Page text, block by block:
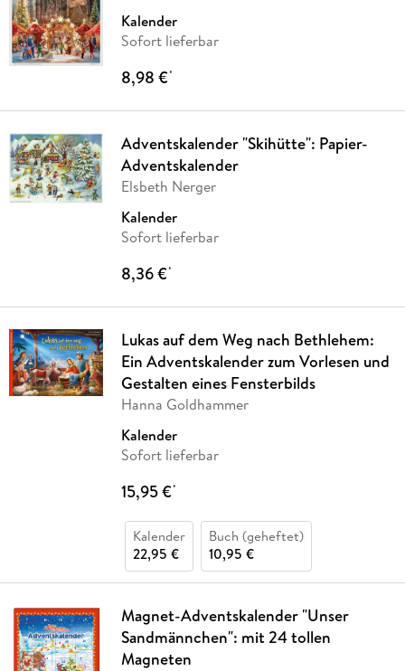
Kalender
Sofort lieferbar
8,98 €*
Adventskalender "Skihütte": Papier-
Adventskalender
Elsbeth Nerger
Kalender
Sofort lieferbar
8,36 €*
Lukas auf dem Weg nach Bethlehem:
Ein Adventskalender zum Vorlesen und
Gestalten eines Fensterbilds
Hanna Goldhammer
Kalender
Sofort lieferbar
15,95 €*
Kalender
22,95 €
Buch (geheftet)
10,95 €
Magnet-Adventskalender "Unser
Sandmännchen": mit 24 tollen
Magneten